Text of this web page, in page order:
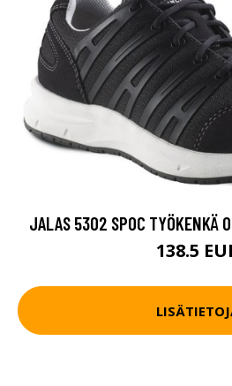
JALAS 5302 SPOC TYÖKENKÄ
138.5